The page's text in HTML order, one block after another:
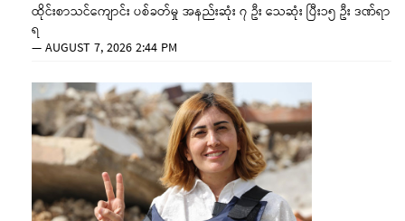
ထိုင်းစာသင်ကျောင်း ပစ်ခတ်မှု အနည်းဆုံး ၇ ဦး သေဆုံး ပြီး၁၅ ဦး ဒဏ်ရာ
ရ
—AUGUST 7, 2026 2:44 PM